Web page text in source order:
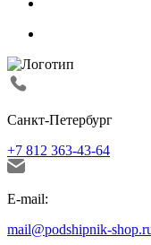
Санкт-Петербург
+7 812 363-43-64
E-mail:
mail@podshipnik-